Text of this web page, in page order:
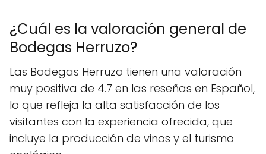
¿Cuál es la valoración general de
Bodegas Herruzo?
Las Bodegas Herruzo tienen una valoración
muy positiva de 4.7 en las reseñas en Español,
lo que refleja la alta satisfacción de los
visitantes con la experiencia ofrecida, que
incluye la producción de vinos y el turismo